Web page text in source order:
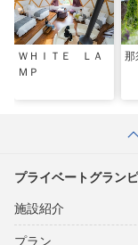
ＷＨＩＴＥ ＬＡ
ＭＰ
那
プライベートグラン
施設紹介
プラン